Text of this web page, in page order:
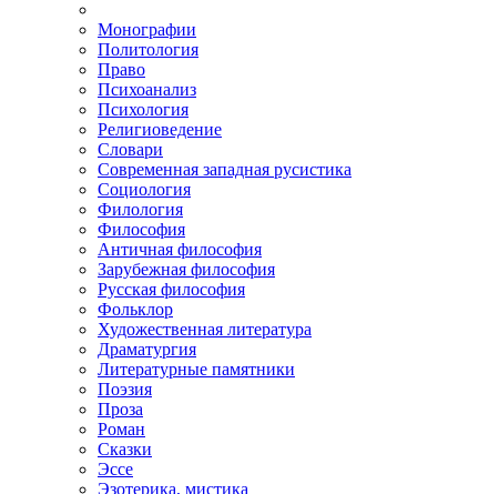
Монографии
Политология
Право
Психоанализ
Психология
Религиоведение
Словари
Современная западная русистика
Социология
Филология
Философия
Античная философия
Зарубежная философия
Русская философия
Фольклор
Художественная литература
Драматургия
Литературные памятники
Поэзия
Проза
Роман
Сказки
Эссе
Эзотерика, мистика